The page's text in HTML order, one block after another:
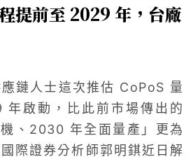
提前至 2029 年，台廠
鏈人士這次推估 CoPoS 量
啟動，比此前市場傳出的
、2030 年全面量產」更為
際證券分析師郭明錤近日解